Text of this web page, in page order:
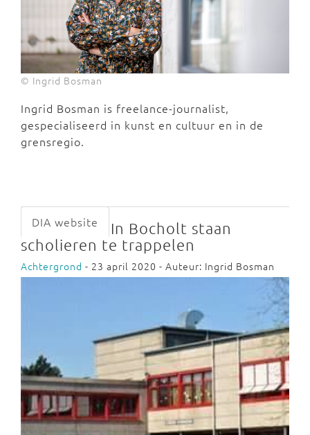
© Ingrid Bosman
Ingrid Bosman is freelance-journalist,
gespecialiseerd in kunst en cultuur en in de
grensregio.
DIA website
In Bocholt staan
scholieren te trappelen
Achtergrond - 23 april 2020 - Auteur: Ingrid Bosman